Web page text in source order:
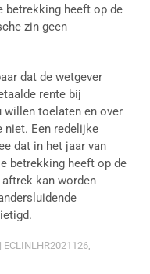
betrekking heeft op de
zin geen
dat de wetgever
rente bij
toelaten en over
niet. Een redelijke
dat in het jaar van
betrekking heeft op de
kan worden
ECLINLHR2021126,